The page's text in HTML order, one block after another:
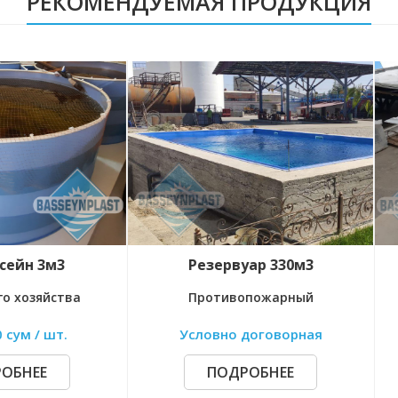
Резервуар 330м3
Противопожарный
Условно договорная
ПОДРОБНЕЕ
Хим. ванна 2,5м3
Для гальваники
18 200 000 сум / шт.
ПОДРОБНЕЕ